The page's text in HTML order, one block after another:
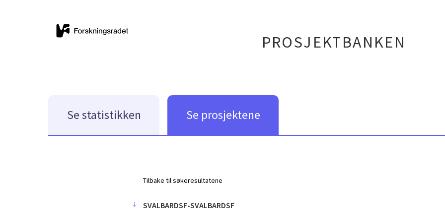
PROSJEKTBANKEN
Se statistikken Se prosjektene
Tilbake til søkeresultatene
SVALBARDSF-SVALBARDSF